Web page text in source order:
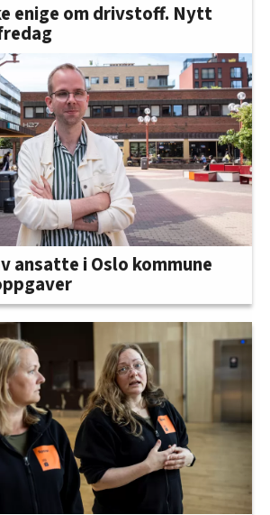
enige om drivstoff. Nytt
ansatte i Oslo kommune